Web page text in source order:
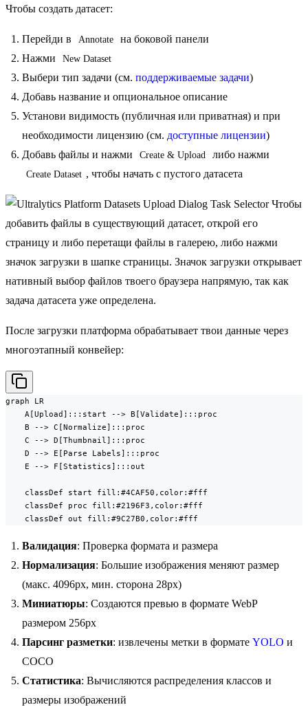
Чтобы создать датасет:
Перейди в Annotate
на боковой панели
Нажми
New Dataset
Выбери тип задачи (см. поддерживаемые задачи)
Добавь название и опциональное описание
Установи видимость (публичная или приватная) и при
необходимости лицензию (см. доступные лицензии)
Добавь файлы и нажми
Create & Upload либо нажми
Create Dataset , чтобы начать с пустого датасета
Чтобы
добавить файлы в существующий датасет, открой его
страницу и либо перетащи файлы в галерею, либо нажми
значок загрузки в шапке страницы. Значок загрузки открывает
нативный выбор файлов твоего браузера напрямую, так как
задача датасета уже определена.
После загрузки платформа обрабатывает твои данные через
многоэтапный конвейер:
graph LR
    A[Upload]:::start --> B[Validate]:::proc
    B --> C[Normalize]:::proc
    C --> D[Thumbnail]:::proc
    D --> E[Parse Labels]:::proc
    E --> F[Statistics]:::out
    classDef start fill:#4CAF50,color:#fff
    classDef proc fill:#2196F3,color:#fff
    classDef out fill:#9C27B0,color:#fff
Валидация: Проверка формата и размера
Нормализация: Большие изображения меняют размер
(макс. 4096px, мин. сторона 28px)
Миниатюры: Создаются превью в формате WebP
размером 256px
Парсинг разметки: извлечены метки в формате YOLO и
COCO
Статистика: Вычисляются распределения классов и
размеры изображений